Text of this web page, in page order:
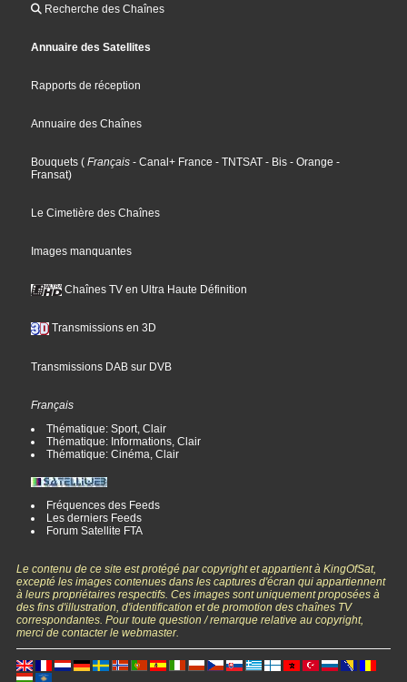
Recherche des Chaînes
Annuaire des Satellites
Rapports de réception
Annuaire des Chaînes
Bouquets ( Français - Canal+ France - TNTSAT - Bis - Orange -
Fransat)
Le Cimetière des Chaînes
Images manquantes
Chaînes TV en Ultra Haute Définition
Transmissions en 3D
Transmissions DAB sur DVB
Français
Thématique: Sport, Clair
Thématique: Informations, Clair
Thématique: Cinéma, Clair
Fréquences des Feeds
Les derniers Feeds
Forum Satellite FTA
Le contenu de ce site est protégé par copyright et appartient à KingOfSat,
excepté les images contenues dans les captures d'écran qui appartiennent
à leurs propriétaires respectifs. Ces images sont uniquement proposées à
des fins d'illustration, d'identification et de promotion des chaînes TV
correspondantes. Pour toute question / remarque relative au copyright,
merci de contacter le webmaster.